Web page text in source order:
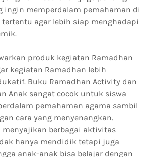
ingin memperdalam pemahaman di
agar lebih siap menghadapi
produk kegiatan Ramadhan
kegiatan Ramadhan lebih
Buku Ramadhan Activity dan
Anak sangat cocok untuk siswa
pemahaman agama sambil
cara yang menyenangkan.
berbagai aktivitas
hanya mendidik tetapi juga
anak-anak bisa belajar dengan